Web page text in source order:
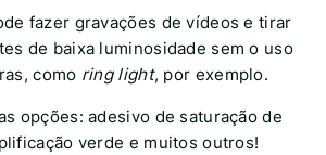
fazer gravações de vídeos e tirar
de baixa luminosidade sem o uso
como ring light, por exemplo.
opções: adesivo de saturação de
verde e muitos outros!